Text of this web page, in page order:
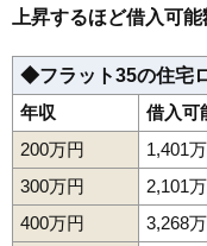
上昇するほど借入可能
◆フラット35の住宅
年収
借入可
200万円
1,401
300万円
2,101
400万円
3,268